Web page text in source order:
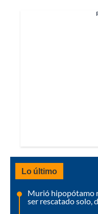
Lo último
Murió hipopótamo
ser rescatado solo,